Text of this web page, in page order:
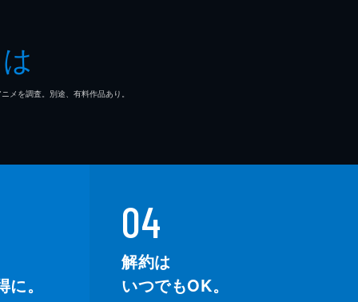
を調査。別途、有料作品あり。
。
04
解約は
いつでもOK。